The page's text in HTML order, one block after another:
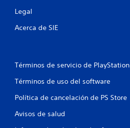
Legal
Acerca de SIE
Términos de servicio de PlayStation
Términos de uso del software
Política de cancelación de PS Store
Avisos de salud